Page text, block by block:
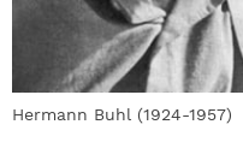
Hermann Buhl (1924-1957)